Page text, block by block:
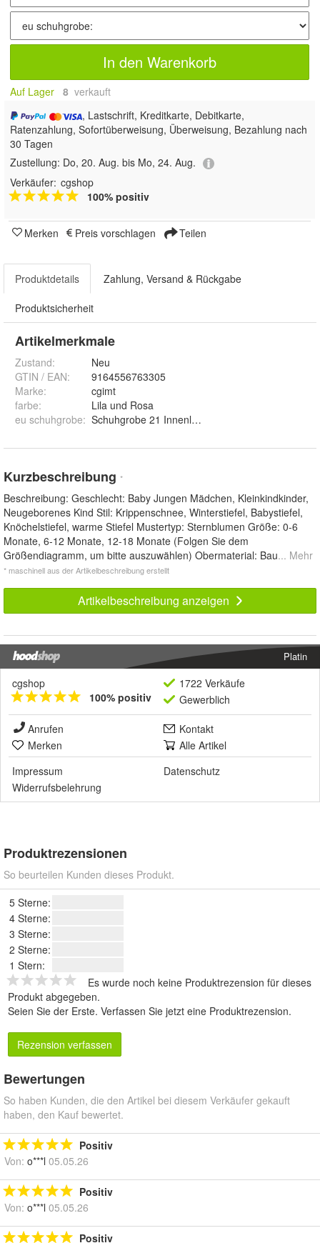
In den Warenkorb
Auf Lager 8 verkauft
, Lastschrift, Kreditkarte, Debitkarte,
Ratenzahlung, Sofortüberweisung, Überweisung, Bezahlung nach
30 Tagen
Zustellung: Do, 20. Aug. bis Mo, 24. Aug.
Verkäufer: cgshop
100% positiv
Merken Preis vorschlagen Teilen
Produktdetails Zahlung, Versand & Rückgabe
Produktsicherheit
Artikelmerkmale
Zustand:
Neu
GTIN / EAN:
9164556763305
Marke:
cgimt
farbe:
Lila und Rosa
eu schuhgrobe: Schuhgrobe 21 Innenlange 13 3cm, Schuhgrobe
Kurzbeschreibung *
Beschreibung: Geschlecht: Baby Jungen Mädchen, Kleinkindkinder,
Neugeborenes Kind Stil: Krippenschnee, Winterstiefel, Babystiefel,
Knöchelstiefel, warme Stiefel Mustertyp: Sternblumen Größe: 0-6
Monate, 6-12 Monate, 12-18 Monate (Folgen Sie dem
Größendiagramm, um bitte auszuwählen) Obermaterial: Bau... Mehr
* maschinell aus der Artikelbeschreibung erstellt
Artikelbeschreibung anzeigen
Platin
cgshop
100% positiv
1722 Verkäufe
Gewerblich
Anrufen
Kontakt
Merken
Alle Artikel
Impressum
Datenschutz
Widerrufsbelehrung
Produktrezensionen
So beurteilen Kunden dieses Produkt.
5 Sterne:
4 Sterne:
3 Sterne:
2 Sterne:
1 Stern:
Es wurde noch keine Produktrezension für dieses
Produkt abgegeben.
Seien Sie der Erste. Verfassen Sie jetzt eine Produktrezension.
Rezension verfassen
Bewertungen
So haben Kunden, die den Artikel bei diesem Verkäufer gekauft
haben, den Kauf bewertet.
Positiv
Von: o***l 05.05.26
Positiv
Von: o***l 05.05.26
Positiv